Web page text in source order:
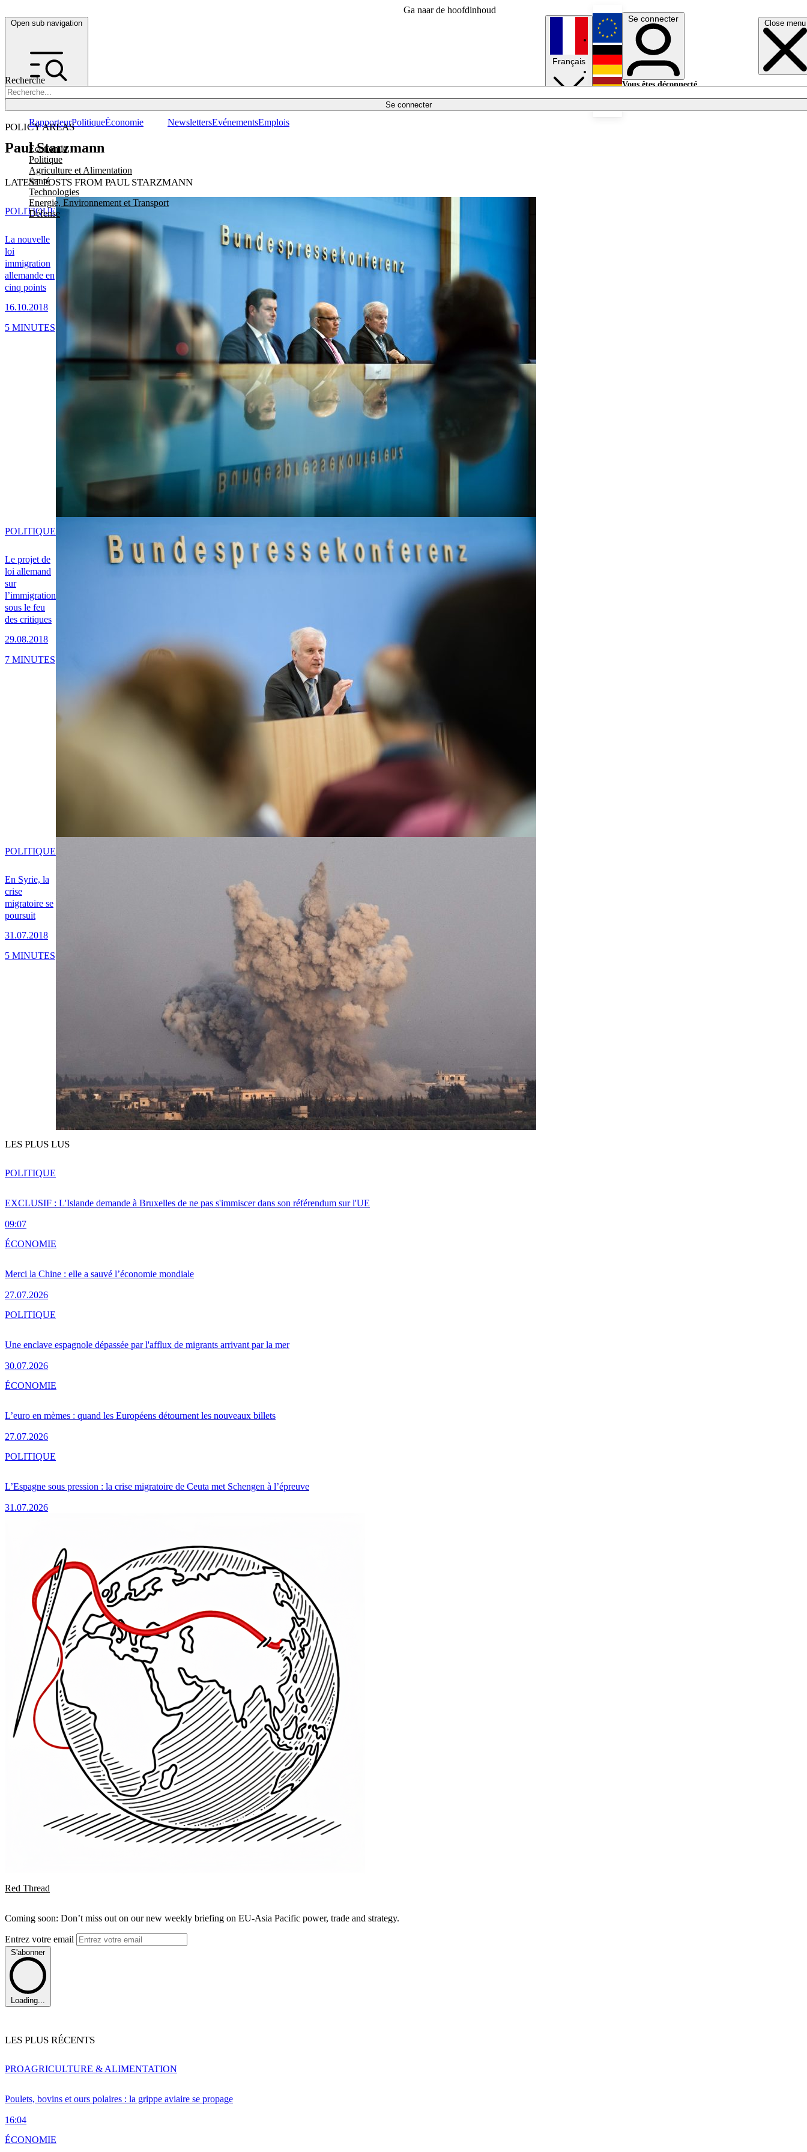
Ga naar de hoofdinhoud
Open sub navigation Close menu
Recherche
Se connecter
POLICY AREAS
Economie
Politique
Agriculture et Alimentation
Santé
Technologies
Energie, Environnement et Transport
Défense
RapporteurPolitiqueÉconomie NewslettersEvénementsEmplois
Français
English
Deutsch
Se connecter
Vous êtes déconnecté.
Paul Starzmann
LATEST POSTS FROM PAUL STARZMANN
La nouvelle
loi
immigration
allemande en
cinq points
16.10.2018
POLITIQUE
5 MINUTES
Le projet de
loi allemand
sur
l’immigration
sous le feu
des critiques
29.08.2018
POLITIQUE
7 MINUTES
En Syrie, la
crise
migratoire se
poursuit
31.07.2018
POLITIQUE
5 MINUTES
LES PLUS LUS
EXCLUSIF : L'Islande demande à Bruxelles de ne pas s'immiscer dans son référendum sur l'UE
09:07
POLITIQUE
Merci la Chine : elle a sauvé l’économie mondiale
27.07.2026
ÉCONOMIE
Une enclave espagnole dépassée par l'afflux de migrants arrivant par la mer
30.07.2026
POLITIQUE
L’euro en mèmes : quand les Européens détournent les nouveaux billets
27.07.2026
ÉCONOMIE
L’Espagne sous pression : la crise migratoire de Ceuta met Schengen à l’épreuve
31.07.2026
POLITIQUE
Red Thread
Coming soon: Don’t miss out on our new weekly briefing on EU-Asia Pacific power, trade and strategy.
Entrez votre email
S'abonner
Loading...
LES PLUS RÉCENTS
Poulets, bovins et ours polaires : la grippe aviaire se propage
16:04
PROAGRICULTURE & ALIMENTATION
ÉCONOMIE